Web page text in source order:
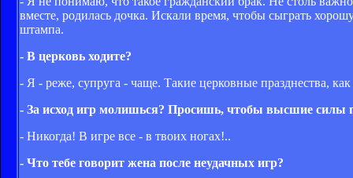
вместе, родилась дочка. Искали время, чтобы сыграть
штампа.
- В церковь ходите?
- Я - реже, супруга - чаще. Такие церковные празднества,
- За исход игр молишься? Просишь, чтобы выcшие силы
- Никогда! В игре все - в твоих ногах!..
- Что тебе говорит жена после неудачных игр?